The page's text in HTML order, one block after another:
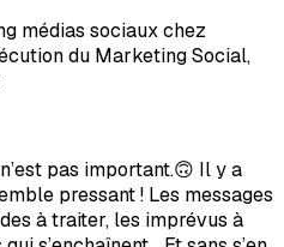
médias sociaux chez
du Marketing Social,
pas important.🙃 Il y a
pressant ! Les messages
à traiter, les imprévus à